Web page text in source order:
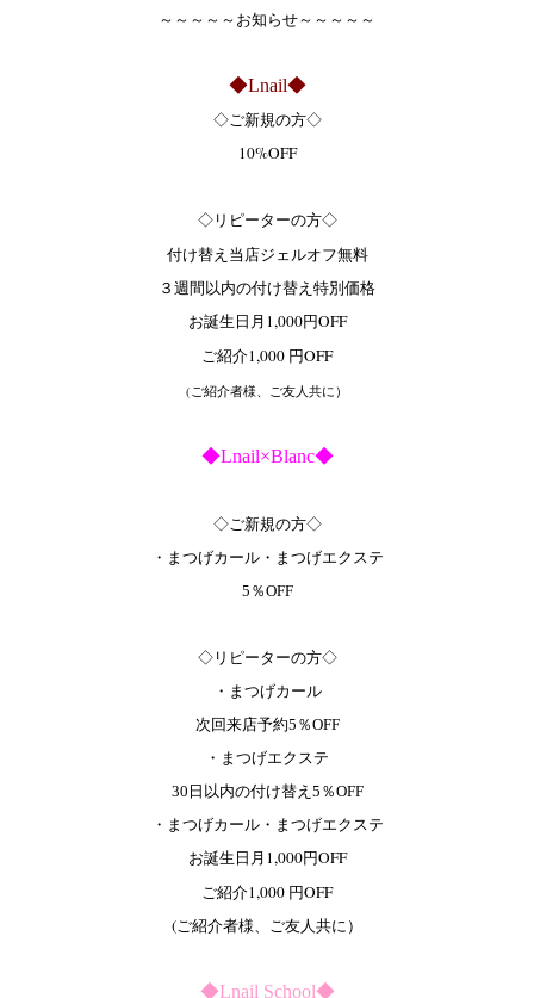
～～～～～お知らせ～～～～～
◆Lnail◆
◇ご新規の方◇
10%OFF
◇リピーターの方◇
付け替え当店ジェルオフ無料
３週間以内の付け替え特別価格
お誕生日月1,000円OFF
ご紹介1,000 円OFF
(ご紹介者様、ご友人共に）
◆Lnail×Blanc◆
◇ご新規の方◇
・まつげカール・まつげエクステ
5％OFF
◇リピーターの方◇
・まつげカール
次回来店予約5％OFF
・まつげエクステ
30日以内の付け替え5％OFF
・まつげカール・まつげエクステ
お誕生日月1,000円OFF
ご紹介1,000 円OFF
(ご紹介者様、ご友人共に）
◆Lnail School◆